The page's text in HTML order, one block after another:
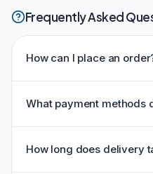
Frequently Asked
How can I place an
What payment methods
How long does delivery